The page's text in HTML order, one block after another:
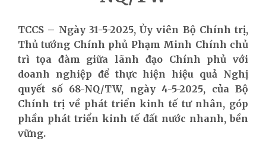
TCCS – Ngày 31-5-2025, Ủy viên Bộ Chính trị,
Thủ tướng Chính phủ Phạm Minh Chính chủ
trì tọa đàm giữa lãnh đạo Chính phủ với
doanh nghiệp để thực hiện hiệu quả Nghị
quyết số 68-NQ/TW, ngày 4-5-2025, của Bộ
Chính trị về phát triển kinh tế tư nhân, góp
phần phát triển kinh tế đất nước nhanh, bền
vững.